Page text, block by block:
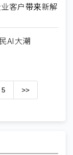
客户带来新解
AI大潮
5 >>